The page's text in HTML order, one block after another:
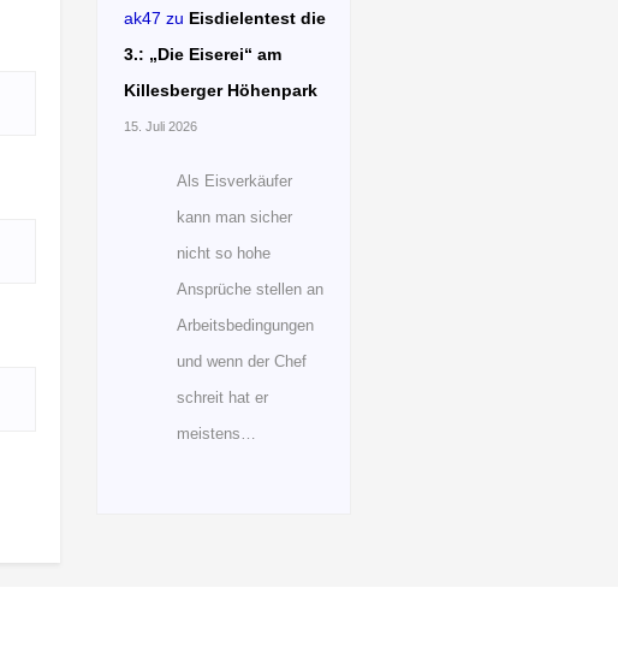
ak47 zu Eisdielentest die
3.: „Die Eiserei“ am
Killesberger Höhenpark
15. Juli 2026
Als Eisverkäufer
kann man sicher
nicht so hohe
Ansprüche stellen an
Arbeitsbedingungen
und wenn der Chef
schreit hat er
meistens…